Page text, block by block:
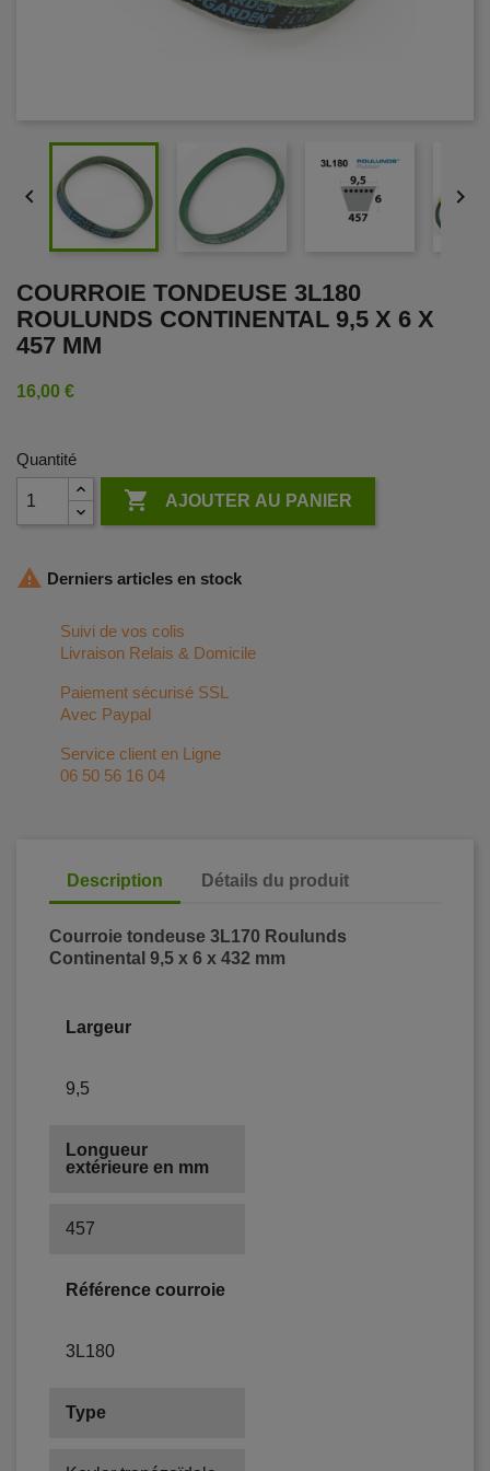
 
COURROIE TONDEUSE 3L180
ROULUNDS CONTINENTAL 9,5 X 6 X
457 MM
16,00 €
Quantité
 AJOUTER AU PANIER
 Derniers articles en stock
Suivi de vos colis
Livraison Relais & Domicile
Paiement sécurisé SSL
Avec Paypal
Service client en Ligne
06 50 56 16 04
Description Détails du produit
Courroie tondeuse 3L170 Roulunds
Continental 9,5 x 6 x 432 mm
Largeur
9,5
Longueur
extérieure en mm
457
Référence courroie
3L180
Type